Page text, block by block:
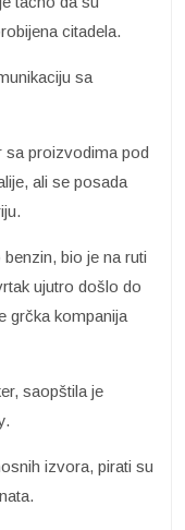
citadela.
sa
sa proizvodima pod
ali se posada
bio je na ruti
ujutro došlo do
grčka kompanija
saopštila je
izvora, pirati su